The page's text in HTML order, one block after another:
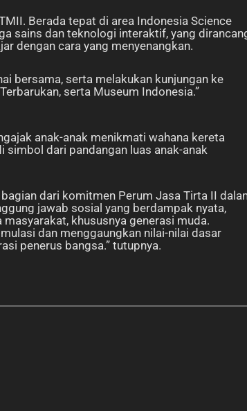
Berada tepat di area Indonesia Science
sains dan teknologi interaktif, yang
dengan cara yang menyenangkan.
bersama, serta melakukan kunjungan ke
serta Museum Indonesia.”
anak-anak menikmati wahana kereta
simbol dari pandangan luas anak-anak
dari komitmen Perum Jasa Tirta II
jawab sosial yang berdampak nyata,
khususnya generasi muda.
dan menggaungkan nilai-nilai dasar
penerus bangsa.” tutupnya.